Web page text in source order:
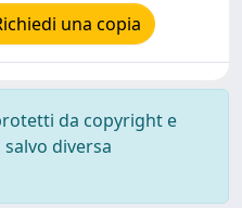
una copia
da copyright e
diversa